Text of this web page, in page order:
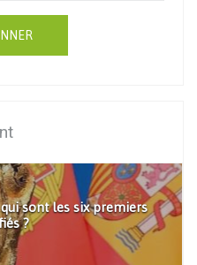
sont les six premiers
?